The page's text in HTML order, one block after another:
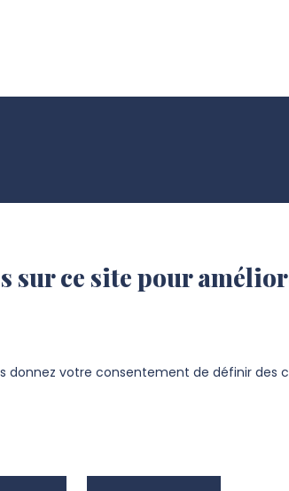
sur ce site pour
donnez votre consentement de définir des